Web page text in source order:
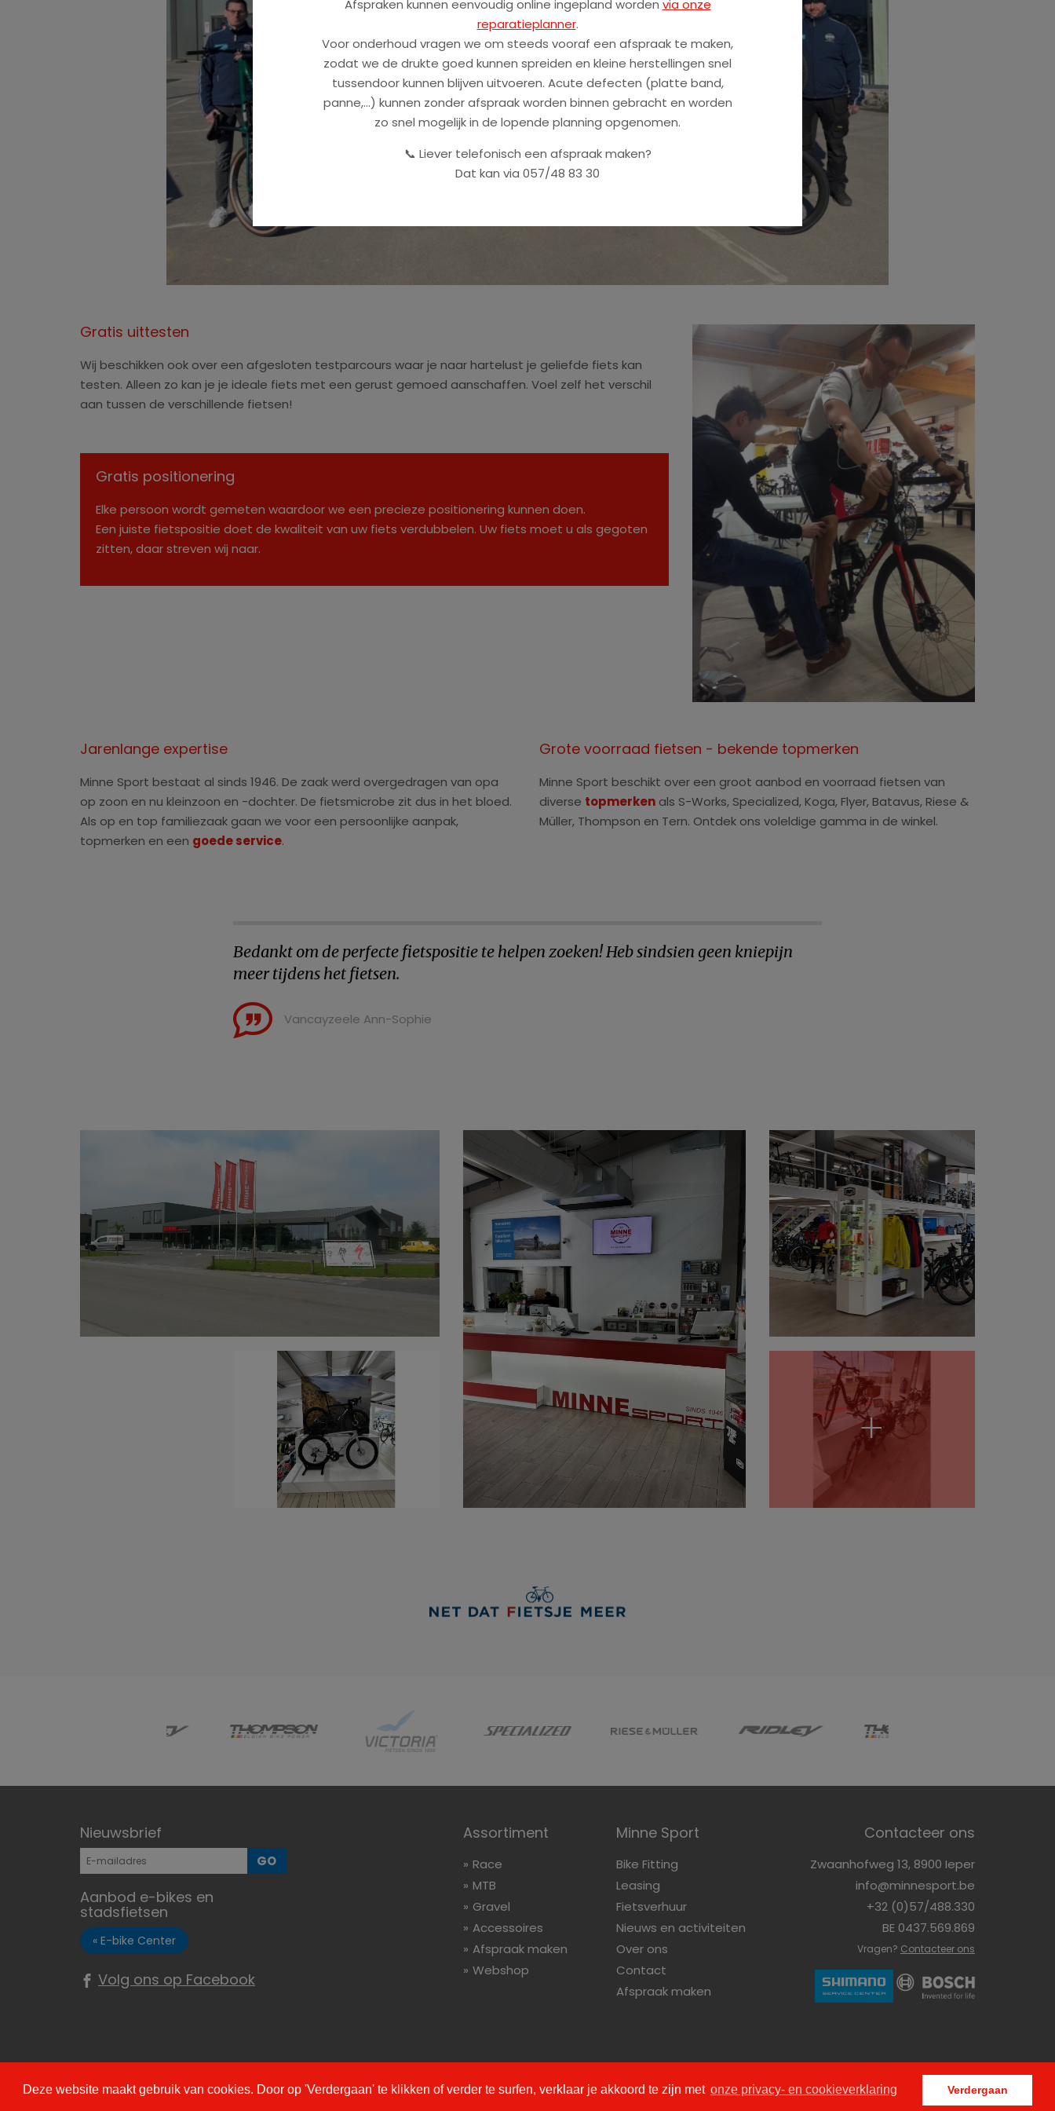
Deze website maakt gebruik van cookies. Door op 'Verdergaan' te klikken of verder te surfen, verklaar je akkoord te zijn met onze privacy- en cookieverklaring Verdergaan
Gratis uittesten
Wij beschikken ook over een afgesloten testparcours waar je naar hartelust je geliefde fiets kan
testen. Alleen zo kan je je ideale fiets met een gerust gemoed aanschaffen. Voel zelf het verschil
aan tussen de verschillende fietsen!
Gratis positionering
Elke persoon wordt gemeten waardoor we een precieze positionering kunnen doen.
Een juiste fietspositie doet de kwaliteit van uw fiets verdubbelen. Uw fiets moet u als gegoten
zitten, daar streven wij naar.
Jarenlange expertise
Minne Sport bestaat al sinds 1946. De zaak werd overgedragen van opa
op zoon en nu kleinzoon en -dochter. De fietsmicrobe zit dus in het bloed.
Als op en top familiezaak gaan we voor een persoonlijke aanpak,
topmerken en een goede service.
Grote voorraad fietsen - bekende topmerken
Minne Sport beschikt over een groot aanbod en voorraad fietsen van
diverse topmerken als S-Works, Specialized, Koga, Flyer, Batavus, Riese &
Müller, Thompson en Tern. Ontdek ons voleldige gamma in de winkel.
Bedankt om de perfecte fietspositie te helpen zoeken! Heb sindsien geen kniepijn
meer tijdens het fietsen.
Vancayzeele Ann-Sophie
Nieuwsbrief
GO
Aanbod e-bikes en
stadsfietsen
« E-bike Center
Volg ons op Facebook
Assortiment
Race
MTB
Gravel
Accessoires
Afspraak maken
Webshop
Minne Sport
Bike Fitting
Leasing
Fietsverhuur
Nieuws en activiteiten
Over ons
Contact
Afspraak maken
Contacteer ons
Zwaanhofweg 13, 8900 Ieper
info@minnesport.be
+32 (0)57/488.330
BE 0437.569.869
Vragen? Contacteer ons
Sitemap Privacy Disclaimer Afspraak maken WINNAARS 80 jaar Minne Sport
Afspraken kunnen eenvoudig online ingepland worden via onze
reparatieplanner.
Voor onderhoud vragen we om steeds vooraf een afspraak te maken,
zodat we de drukte goed kunnen spreiden en kleine herstellingen snel
tussendoor kunnen blijven uitvoeren. Acute defecten (platte band,
panne,...) kunnen zonder afspraak worden binnen gebracht en worden
zo snel mogelijk in de lopende planning opgenomen.
📞 Liever telefonisch een afspraak maken?
Dat kan via 057/48 83 30